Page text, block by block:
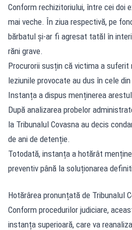
Conform rechizitoriului, între cei doi
mai veche. În ziua respectivă, pe
bărbatul și-ar fi agresat tatăl în
răni grave.
Procurorii susțin că victima a
leziunile provocate au dus în cele
Instanța a dispus menținerea
După analizarea probelor
la Tribunalul Covasna au decis
de ani de detenție.
Totodată, instanța a hotărât
preventiv până la soluționarea
Hotărârea pronunțată de Tribunalul
Conform procedurilor judiciare,
instanța superioară, care va